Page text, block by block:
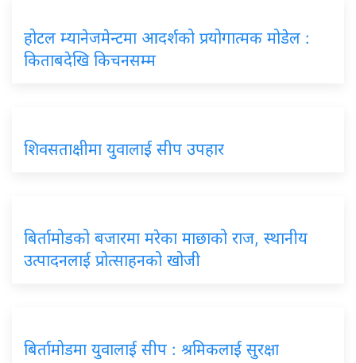
होटल म्यानेजमेन्टमा आदर्शको प्रयोगात्मक मोडेल :
किताबदेखि किचनसम्म
शिवसताक्षीमा युवालाई सीप उपहार
बिर्तामोडको बजारमा मरेका माछाको राज, स्थानीय
उत्पादनलाई प्रोत्साहनको खोजी
बिर्तामोडमा युवालाई सीप : श्रमिकलाई सुरक्षा